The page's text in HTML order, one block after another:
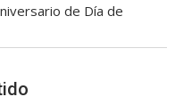
de Día de